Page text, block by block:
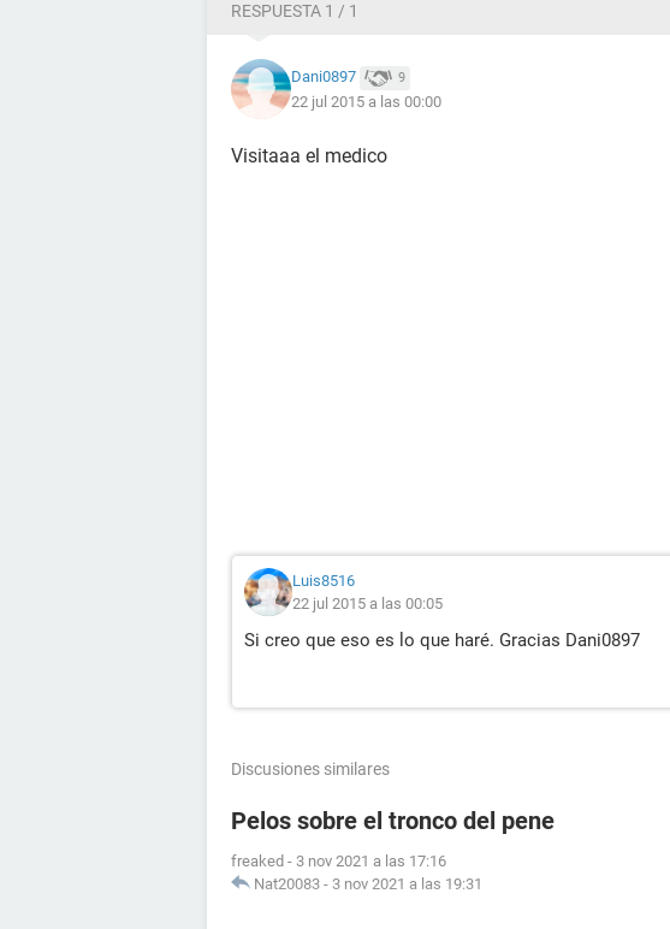
RESPUESTA 1 / 1
Dani0897 9
22 jul 2015 a las 00:00
Visitaaa el medico
Luis8516
22 jul 2015 a las 00:05
Si creo que eso es lo que haré. Gracias Dani0897
Discusiones similares
Pelos sobre el tronco del pene
freaked - 3 nov 2021 a las 17:16
Nat20083 - 3 nov 2021 a las 19:31